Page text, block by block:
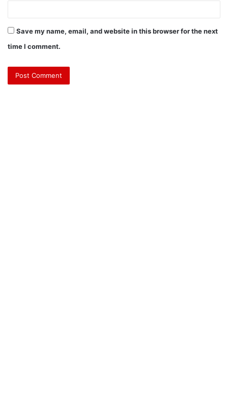
Save my name, email, and website in this browser for the next
time I comment.